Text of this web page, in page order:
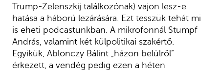
Trump-Zelenszkij találkozónak) vajon lesz-e
hatása a háború lezárására. Ezt tesszük tehát mi
is eheti podcastunkban. A mikrofonnál Stumpf
András, valamint két külpolitikai szakértő.
Egyikük, Ablonczy Bálint „házon belülről”
érkezett, a vendég pedig ezen a héten